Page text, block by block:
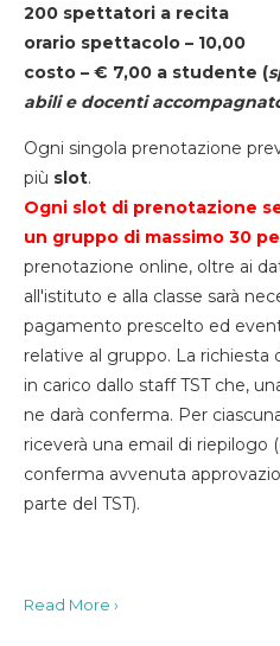
200 spettatori a recita
orario spettacolo – 10,00
costo – € 7,00 a studente (
abili e docenti
Ogni singola prenotazione
più slot.
Ogni slot di prenotazione
un gruppo di massimo 30
prenotazione online, oltre ai
all'istituto e alla classe sarà
pagamento prescelto ed
relative al gruppo. La richiesta
in carico dallo staff TST che,
ne darà conferma. Per
riceverà una email di riepilogo
conferma avvenuta
parte del TST).
Read More ›